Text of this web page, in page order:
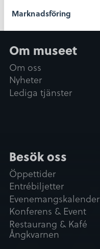
a
Marknadsföring
Om museet
Om oss
Nyheter
Lediga tjänster
Besök oss
Öppettider
Entrébiljetter
Evenemangskalender
Konferens & Event
Restaurang & Kafé
Ångkvarnen